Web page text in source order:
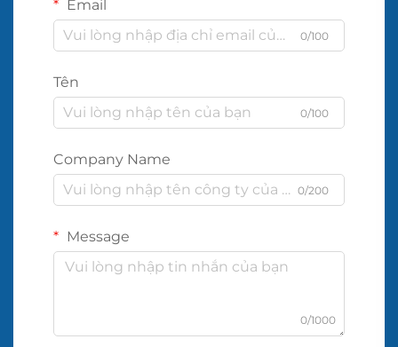
Email
0/100
Tên
0/100
Company Name
0/200
Message
0/1000